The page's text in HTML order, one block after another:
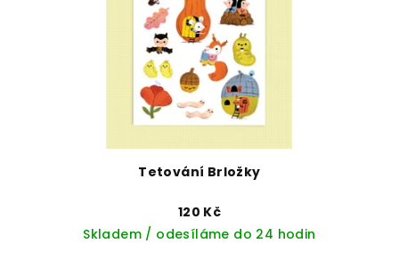
Tetování Brložky
120 Kč
Skladem / odesíláme do 24 hodin